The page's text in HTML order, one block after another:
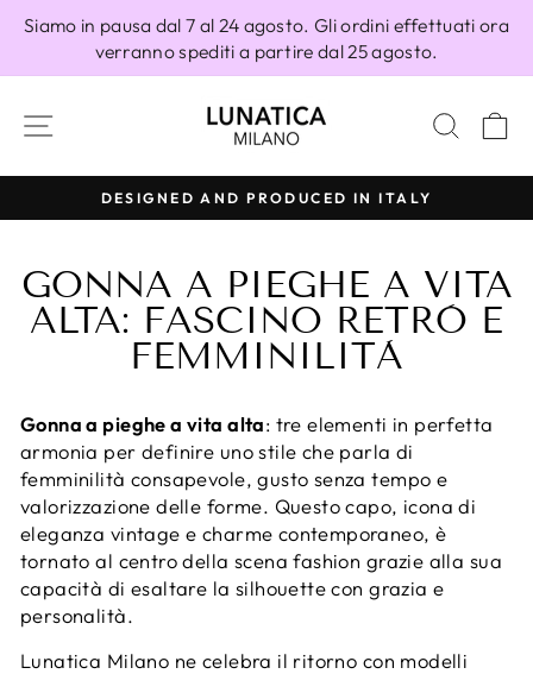
direttamente
Siamo in pausa dal 7 al 24 agosto. Gli ordini effettuati ora
verranno spediti a partire dal 25 agosto.
NAVIGAZIONE DEL SITO
Metti
pausa
presentazione
100% MADE IN ITALY
GONNA A PIEGHE A VITA
ALTA: FASCINO RETRÒ E
FEMMINILITÀ
Gonna a pieghe a vita alta: tre elementi in perfetta
armonia per definire uno stile che parla di
femminilità consapevole, gusto senza tempo e
valorizzazione delle forme. Questo capo, icona di
eleganza vintage e charme contemporaneo, è
tornato al centro della scena fashion grazie alla sua
capacità di esaltare la silhouette con grazia e
personalità.
Lunatica Milano ne celebra il ritorno con modelli